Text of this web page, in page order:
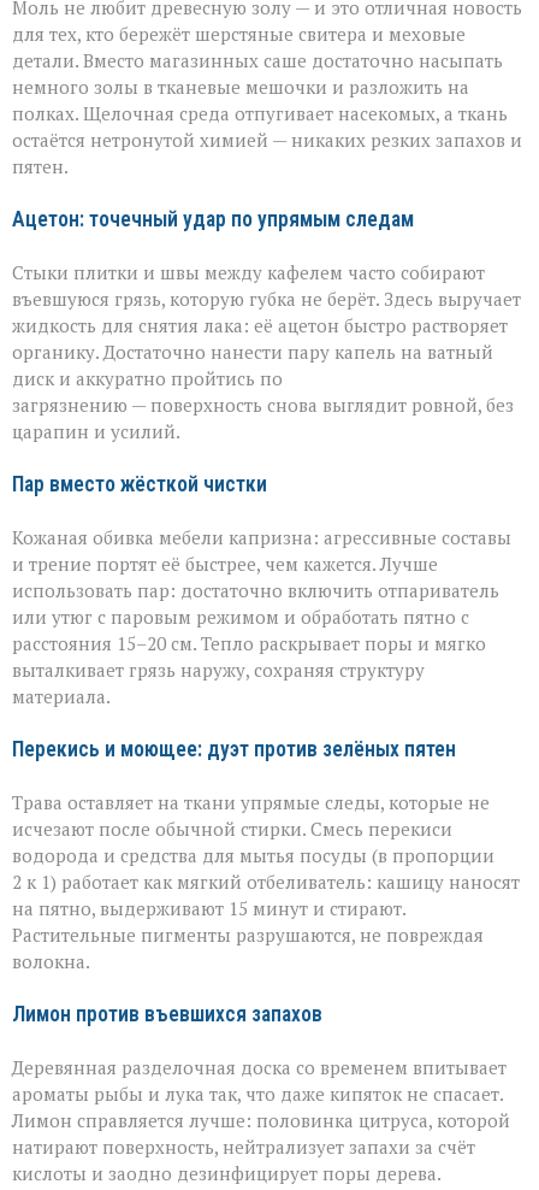
Моль не любит древесную золу — и это отличная новость
для тех, кто бережёт шерстяные свитера и меховые
детали. Вместо магазинных саше достаточно насыпать
немного золы в тканевые мешочки и разложить на
полках. Щелочная среда отпугивает насекомых, а ткань
остаётся нетронутой химией — никаких резких запахов и
пятен.
Ацетон: точечный удар по упрямым следам
Стыки плитки и швы между кафелем часто собирают
въевшуюся грязь, которую губка не берёт. Здесь выручает
жидкость для снятия лака: её ацетон быстро растворяет
органику. Достаточно нанести пару капель на ватный
диск и аккуратно пройтись по
загрязнению — поверхность снова выглядит ровной, без
царапин и усилий.
Пар вместо жёсткой чистки
Кожаная обивка мебели капризна: агрессивные составы
и трение портят её быстрее, чем кажется. Лучше
использовать пар: достаточно включить отпариватель
или утюг с паровым режимом и обработать пятно с
расстояния 15–20 см. Тепло раскрывает поры и мягко
выталкивает грязь наружу, сохраняя структуру
материала.
Перекись и моющее: дуэт против зелёных пятен
Трава оставляет на ткани упрямые следы, которые не
исчезают после обычной стирки. Смесь перекиси
водорода и средства для мытья посуды (в пропорции
2 к 1) работает как мягкий отбеливатель: кашицу наносят
на пятно, выдерживают 15 минут и стирают.
Растительные пигменты разрушаются, не повреждая
волокна.
Лимон против въевшихся запахов
Деревянная разделочная доска со временем впитывает
ароматы рыбы и лука так, что даже кипяток не спасает.
Лимон справляется лучше: половинка цитруса, которой
натирают поверхность, нейтрализует запахи за счёт
кислоты и заодно дезинфицирует поры дерева.